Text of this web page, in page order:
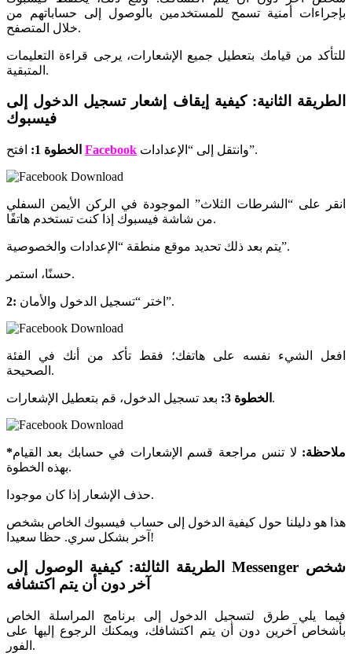
بإجراءات أمنية تسمح للمستخدمين بالوصول إلى حساباتهم من
خلال المتصفح.
للتأكد من قيامك بتعطيل جميع الإشعارات، يرجى قراءة التعليمات
المتبقية.
الطريقة الثانية: كيفية إيقاف إشعار تسجيل الدخول إلى
فيسبوك
الخطوة 1: Facebook وانتقل إلى “الإعدادات”.
انقر على “الشرطات الثلاث” الموجودة في الركن الأيمن السفلي
من شاشة فيسبوك إذا كنت تستخدم هاتفًا.
يتم بعد ذلك تحديد موقع منطقة “الإعدادات والخصوصية”.
حسنًا، استمر.
2: اختر “تسجيل الدخول والأمان”.
افعل الشيء نفسه على هاتفك؛ فقط تأكد من أنك في الفئة
الصحيحة.
الخطوة 3: بعد تسجيل الدخول، قم بتعطيل الإشعارات.
*ملاحظة: لا تنس مراجعة قسم الإشعارات في حسابك بعد القيام
بهذه الخطوة.
حذف الإشعار إذا كان موجودا.
هذا هو دليلنا حول كيفية الدخول إلى حساب فيسبوك الخاص بشخص
آخر بشكل سري. حظا سعيدا!
الطريقة الثالثة: كيفية الوصول إلى Messenger شخص
آخر دون أن يتم اكتشافه
فيما يلي طرق لتسجيل الدخول إلى برنامج المراسلة الخاص
بأشخاص آخرين دون أن يتم اكتشافك، ويمكنك الرجوع إليها على
الفور.